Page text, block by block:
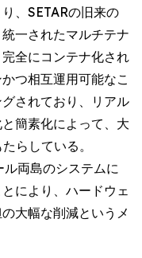
、SETARの旧来の
一されたマルチテナ
全にコンテナ化され
つ相互運用可能なこ
されており、リアル
簡素化によって、大
らしている。
両島のシステムに
により、ハードウェ
大幅な削減というメ